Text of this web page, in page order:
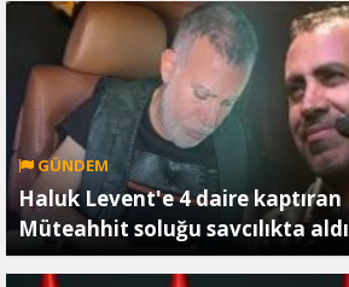
GÜNDEM
Haluk Levent'e 4 daire kaptıran
Müteahhit soluğu savcılıkta aldı